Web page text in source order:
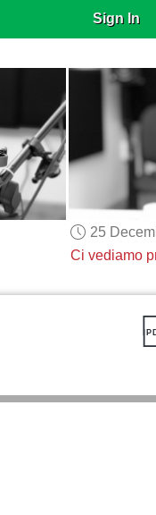
Sign In
25
Ci vediamo